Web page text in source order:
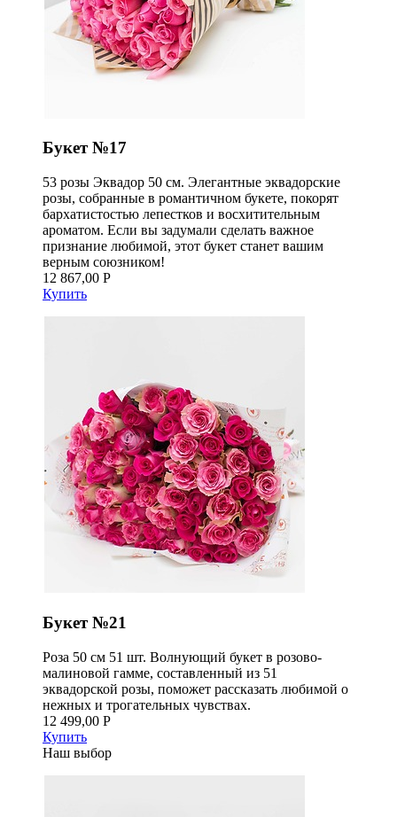
Букет №17
53 розы Эквадор 50 см. Элегантные эквадорские
розы, собранные в романтичном букете, покорят
бархатистостью лепестков и восхитительным
ароматом. Если вы задумали сделать важное
признание любимой, этот букет станет вашим
верным союзником!
12 867,00 Р
Купить
Букет №21
Роза 50 см 51 шт. Волнующий букет в розово-
малиновой гамме, составленный из 51
эквадорской розы, поможет рассказать любимой о
нежных и трогательных чувствах.
12 499,00 Р
Купить
Наш выбор